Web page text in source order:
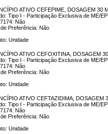
ATIVO CEFEPIME, DOSAGEM 30
Tipo I - Participação Exclusiva de ME/
Não
Preferência: Não
Unidade
ATIVO CEFOXITINA, DOSAGEM
Tipo I - Participação Exclusiva de ME/
Não
Preferência: Não
Unidade
ATIVO CEFTAZIDIMA, DOSAGEM
Tipo I - Participação Exclusiva de ME/
Não
Preferência: Não
Unidade